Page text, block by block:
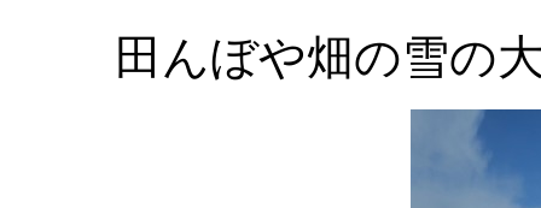
田んぼや畑の雪の